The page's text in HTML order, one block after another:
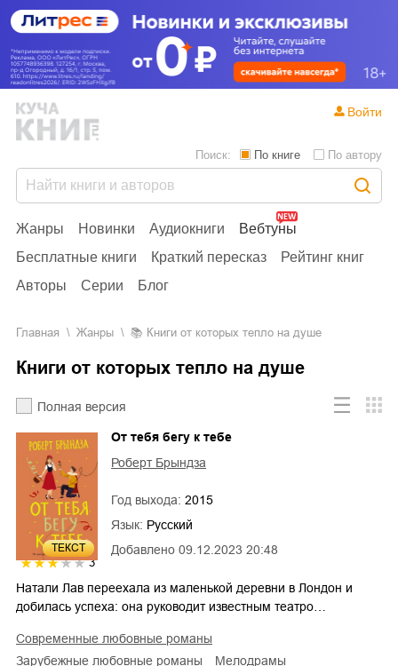
Жанры Новинки Аудиокниги
Вебтуны
Бесплатные книги
Краткий пересказ
Рейтинг книг
Авторы
Серии Блог
Поиск: По книге По автору
Войти
Главная Жанры Книги от которых тепло на душе
Книги от которых тепло на душе
Полная версия
ТЕКСТ
3
Добавлено 09.12.2023 20:48
От тебя бегу к тебе
Роберт Брындза
Год выхода: 2015
Язык: Русский
Натали Лав переехала из маленькой деревни в Лондон и
добилась успеха: она руководит известным театро…
современные любовные романы
зарубежные любовные романы
мелодрамы